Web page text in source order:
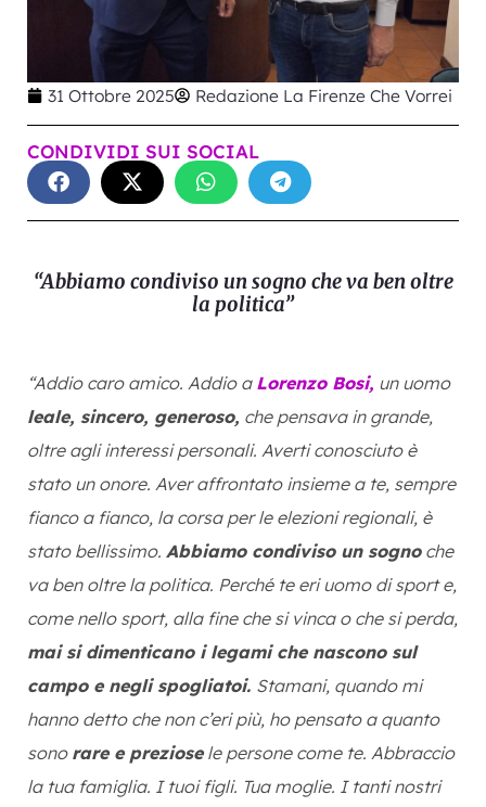
31 Ottobre 2025 Redazione La Firenze Che Vorrei
CONDIVIDI SUI SOCIAL
“Abbiamo condiviso un sogno che va ben oltre
la politica”
“Addio caro amico. Addio a Lorenzo Bosi, un uomo
leale, sincero, generoso, che pensava in grande,
oltre agli interessi personali. Averti conosciuto è
stato un onore. Aver affrontato insieme a te, sempre
fianco a fianco, la corsa per le elezioni regionali, è
stato bellissimo. Abbiamo condiviso un sognoche
va ben oltre la politica. Perché te eri uomo di sport e,
come nello sport, alla fine che si vinca o che si perda,
mai si dimenticano i legami che nascono sul
campo e negli spogliatoi. Stamani, quando mi
hanno detto che non c’eri più, ho pensato a quanto
sono rare e preziosele persone come te. Abbraccio
la tua famiglia. I tuoi figli. Tua moglie. I tanti nostri